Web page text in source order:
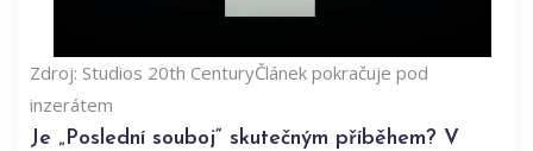
Zdroj: Studios 20th CenturyČlánek pokračuje pod
inzerátem
Je „Poslední souboj“ skutečným příběhem? V